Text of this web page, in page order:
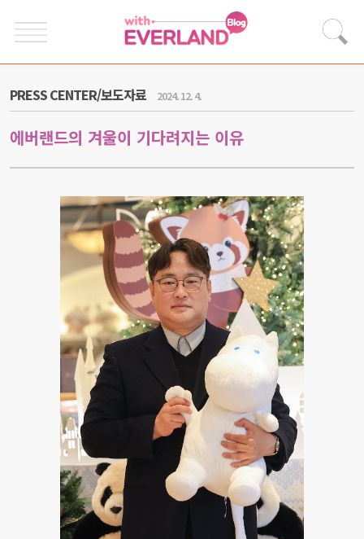
PRESS CENTER/보도자료 2024. 12. 4.
에버랜드의 겨울이 기다려지는 이유